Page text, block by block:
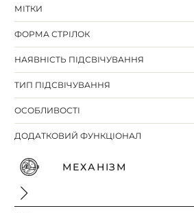
МІТКИ
ФОРМА СТРІЛОК
НАЯВНІСТЬ ПІДСВІЧУВАННЯ
ТИП ПІДСВІЧУВАННЯ
ОСОБЛИВОСТІ
ДОДАТКОВИЙ ФУНКЦІОНАЛ
МЕХАНІЗМ